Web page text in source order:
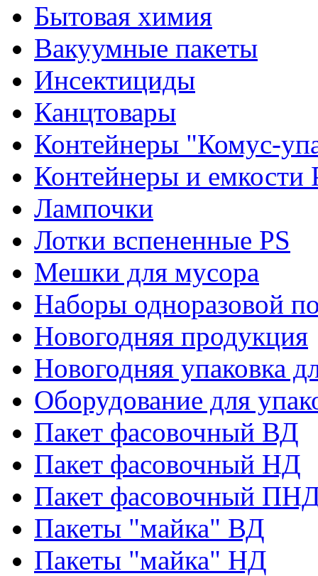
Бытовая химия
Вакуумные пакеты
Инсектициды
Канцтовары
Контейнеры "Комус-
Контейнеры и емкости
Лампочки
Лотки вспененные PS
Мешки для мусора
Наборы одноразовой
Новогодняя продукция
Новогодняя упаковка
Оборудование для
Пакет фасовочный ВД
Пакет фасовочный НД
Пакет фасовочный
Пакеты "майка" ВД
Пакеты "майка" НД